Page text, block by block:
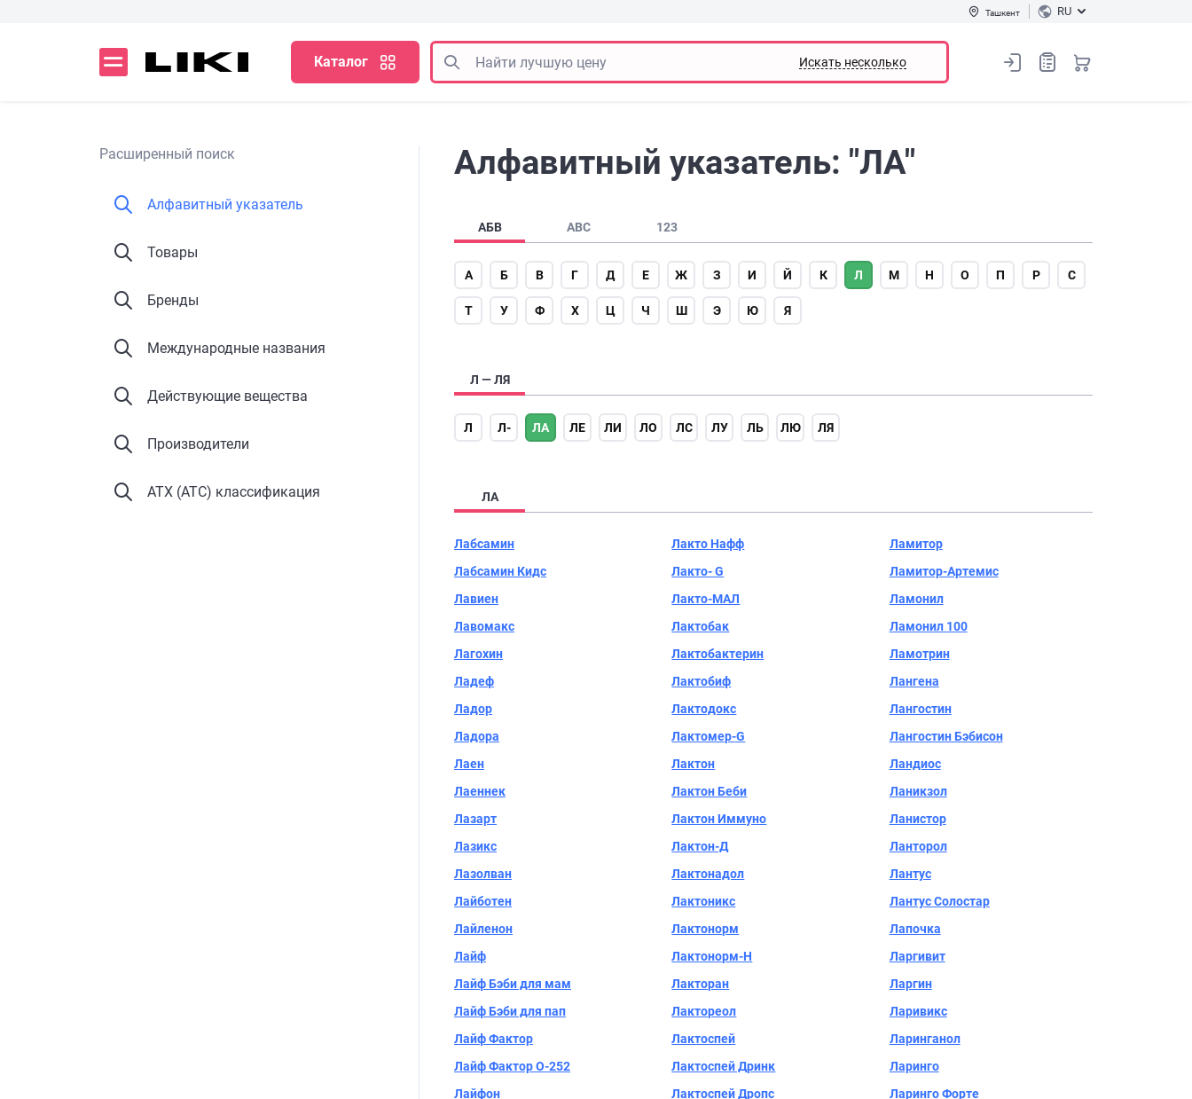
Ташкент RU
Каталог Искать несколько
Расширенный поиск
Алфавитный указатель
Товары
Бренды
Международные названия
Действующие вещества
Производители
АТХ (ATC) классификация
Алфавитный указатель: "ЛА"
АБВ ABC 123
А Б В Г Д Е Ж З И Й К Л М Н О П Р С
Т У Ф Х Ц Ч Ш Э Ю Я
Л — ЛЯ
Л Л- ЛА ЛЕ ЛИ ЛО ЛС ЛУ ЛЬ ЛЮ ЛЯ
ЛА
Лабсамин
Лабсамин Кидс
Лавиен
Лавомакс
Лагохин
Ладеф
Ладор
Ладора
Лаен
Лаеннек
Лазарт
Лазикс
Лазолван
Лайботен
Лайленон
Лайф
Лайф Бэби для мам
Лайф Бэби для пап
Лайф Фактор
Лайф Фактор O-252
Лайфон
Лакто Нафф
Лакто- G
Лакто-МАЛ
Лактобак
Лактобактерин
Лактобиф
Лактодокс
Лактомер-G
Лактон
Лактон Беби
Лактон Иммуно
Лактон-Д
Лактонадол
Лактоникс
Лактонорм
Лактонорм-Н
Лакторан
Лактореол
Лактоспей
Лактоспей Дринк
Лактоспей Дропс
Ламитор
Ламитор-Артемис
Ламонил
Ламонил 100
Ламотрин
Лангена
Лангостин
Лангостин Бэбисон
Ландиос
Ланикзол
Ланистор
Ланторол
Лантус
Лантус Солостар
Лапочка
Ларгивит
Ларгин
Ларивикс
Ларинганол
Ларинго
Ларинго Форте